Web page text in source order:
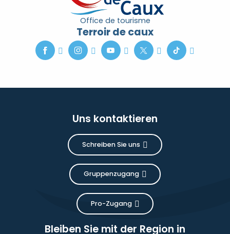
Office de tourisme
Terroir de caux
Uns kontaktieren
Schreiben Sie uns
Gruppenzugang
Pro-Zugang
Bleiben Sie mit der Region in